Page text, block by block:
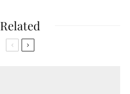
Related